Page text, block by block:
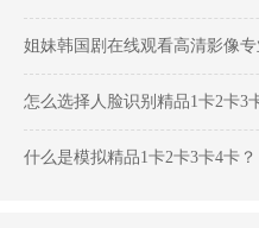
姐妹韩国剧在线观看高清影像
怎么选择人脸识别精品1卡2卡3
什么是模拟精品1卡2卡3卡4卡